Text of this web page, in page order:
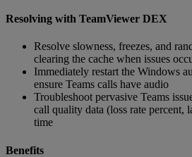
Resolving with TeamViewer DEX
Resolve slowness, freezes, and
clearing the cache when issues
Immediately restart the Windows
ensure Teams calls have audio
Troubleshoot pervasive Teams
call quality data (loss rate percent,
time
Benefits